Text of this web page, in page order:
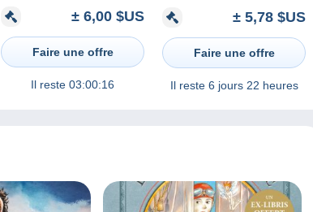
LEATHER EROTIC
SENSUAL NO POSTAL
POSTCARD
± 6,00 $US
Faire une offre
Il reste 03:00:16
TURKEY. FERDINAND
BULGARIE BULGARIA.
SERBIE SERBIA
± 5,78 $US
Faire une offre
Il reste 6 jours 22 heures